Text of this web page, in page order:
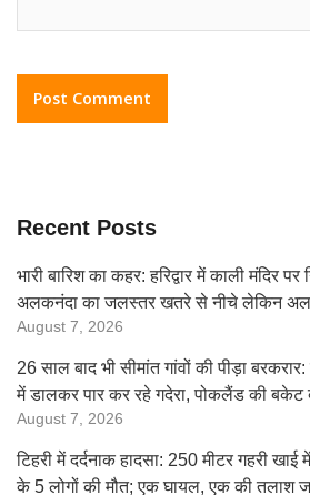
Recent Posts
भारी बारिश का कहर: हरिद्वार में काली मंदिर पर
अलकनंदा का जलस्तर खतरे से नीचे लेकिन
August 7, 2026
26 साल बाद भी सीमांत गांवों की पीड़ा
में डालकर पार कर रहे गदेरा, पोकलैंड की बकेट
August 7, 2026
टिहरी में दर्दनाक हादसा: 250 मीटर गहरी खाई
के 5 लोगों की मौत; एक घायल, एक की तलाश